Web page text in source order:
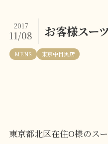
お客様スー
2017
11/08
MENS 東京中目黒店
東京都北区在住O様のス